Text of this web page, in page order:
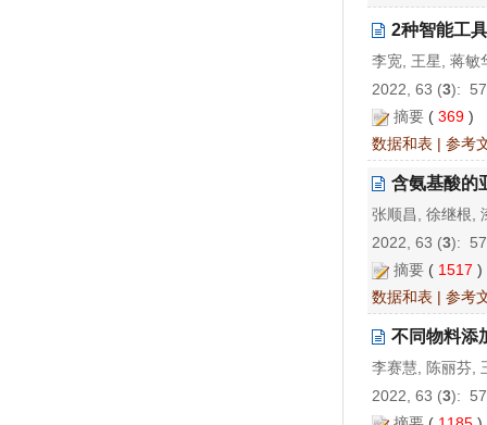
2种智能工
李宽, 王星, 蒋敏
2022, 63 (3):
摘要 ( 369 )
数据和表 | 参考
含氨基酸的
张顺昌, 徐继根,
2022, 63 (3):
摘要 ( 1517
数据和表 | 参考
不同物料添
李赛慧, 陈丽芬,
2022, 63 (3):